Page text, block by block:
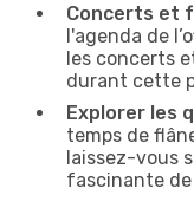
Concerts et
l'agenda de
les concerts
durant cette
Explorer les
temps de
laissez-vous
fascinante de